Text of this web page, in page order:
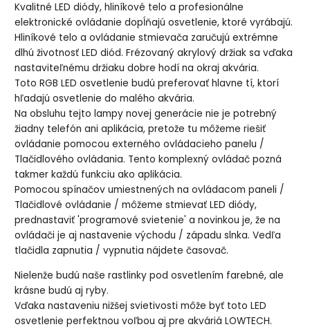
Kvalitné LED diódy, hliníkové telo a profesionálne
elektronické ovládanie dopĺňajú osvetlenie, ktoré vyrábajú.
Hliníkové telo a ovládanie stmievača zaručujú extrémne
dlhú životnosť LED diód. Frézovaný akrylový držiak sa vďaka
nastaviteľnému držiaku dobre hodí na okraj akvária.
Toto RGB LED osvetlenie budú preferovať hlavne tí, ktorí
hľadajú osvetlenie do malého akvária.
Na obsluhu tejto lampy novej generácie nie je potrebný
žiadny telefón ani aplikácia, pretože tu môžeme riešiť
ovládanie pomocou externého ovládacieho panelu /
Tlačidlového ovládania. Tento komplexný ovládač pozná
takmer každú funkciu ako aplikácia.
Pomocou spínačov umiestnených na ovládacom paneli /
Tlačidlové ovládanie / môžeme stmievať LED diódy,
prednastaviť 'programové svietenie' a novinkou je, že na
ovládači je aj nastavenie východu / západu slnka. Vedľa
tlačidla zapnutia / vypnutia nájdete časovač.
Nielenže budú naše rastlinky pod osvetlením farebné, ale
krásne budú aj ryby.
Vďaka nastaveniu nižšej svietivosti môže byť toto LED
osvetlenie perfektnou voľbou aj pre akváriá LOWTECH.